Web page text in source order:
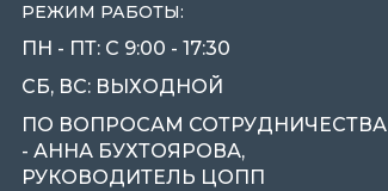
РЕЖИМ РАБОТЫ:
ПН - ПТ: С 9:00 - 17:30
СБ, ВС: ВЫХОДНОЙ
ПО ВОПРОСАМ СОТРУДНИЧЕСТВА
- АННА БУХТОЯРОВА,
РУКОВОДИТЕЛЬ ЦОПП